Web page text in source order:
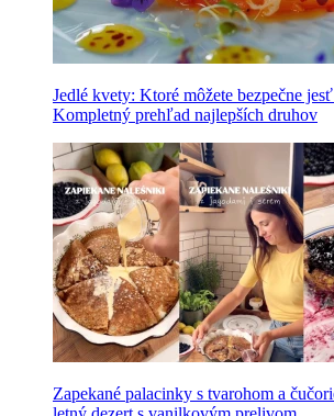
Jedlé kvety: Ktoré môžete bezpečne
Kompletný prehľad najlepších druhov
Zapekané palacinky s tvarohom a